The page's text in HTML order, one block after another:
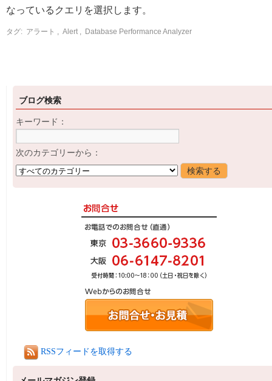
なっているクエリを選択します。
タグ: アラート , Alert , Database Performance Analyzer
ブログ検索
キーワード：
次のカテゴリーから：
RSSフィードを取得する